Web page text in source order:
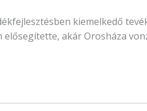
kiemelkedő
akár Orosháza